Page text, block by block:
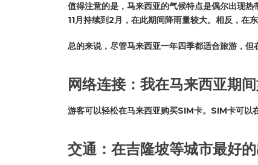
值得注意的是，马来西亚的气候特点是偶尔出现
11月持续到2月，在此期间降雨量较大。相反，在
总的来说，尽管马来西亚一年四季都适合旅游，
网络连接：我在马来西亚期
游客可以轻松在马来西亚购买SIM卡。SIM卡可以
交通：在吉隆坡等城市最好